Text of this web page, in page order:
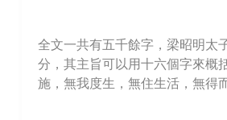
全文一共有五千餘字，梁昭明太
分，其主旨可以用十六個字來概
施，無我度生，無住生活，無得